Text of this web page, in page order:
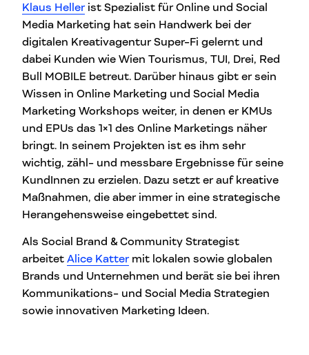
Klaus Hellerist Spezialist für Online und Social
Media Marketing hat sein Handwerk bei der
digitalen Kreativagentur Super-Fi gelernt und
dabei Kunden wie Wien Tourismus, TUI, Drei, Red
Bull MOBILE betreut. Darüber hinaus gibt er sein
Wissen in Online Marketing und Social Media
Marketing Workshops weiter, in denen er KMUs
und EPUs das 1×1 des Online Marketings näher
bringt. In seinem Projekten ist es ihm sehr
wichtig, zähl- und messbare Ergebnisse für seine
KundInnen zu erzielen. Dazu setzt er auf kreative
Maßnahmen, die aber immer in eine strategische
Herangehensweise eingebettet sind.
Als Social Brand & Community Strategist
arbeitet Alice Kattermit lokalen sowie globalen
Brands und Unternehmen und berät sie bei ihren
Kommunikations- und Social Media Strategien
sowie innovativen Marketing Ideen.